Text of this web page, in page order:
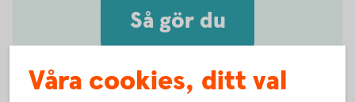
Så gör du
Våra cookies, ditt val